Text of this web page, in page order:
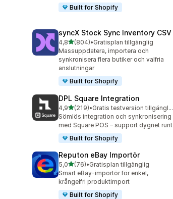
Built for Shopify
syncX Stock Sync Inventory CSV
4,8av 5 stjärnor
(804)
804 recensioner totalt
•Gratisplan tillgänglig
Massuppdatera, importera och
synkronisera flera butiker och valfria
anslutningar
Built for Shopify
DPL Square Integration
4,9av 5 stjärnor
(219)
219 recensioner totalt
•
Gratis testversion tillgänglig
Sömlös integration och synkronisering
med Square POS – support dygnet runt
Built for Shopify
Reputon eBay Importör
5,0av 5 stjärnor
(76)
76 recensioner totalt
•Gratisplan tillgänglig
Smart eBay-importör för enkel,
krångelfri produktimport
Built for Shopify